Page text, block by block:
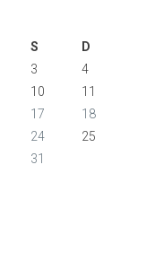
S
D
3
4
10
11
17
18
24
25
31